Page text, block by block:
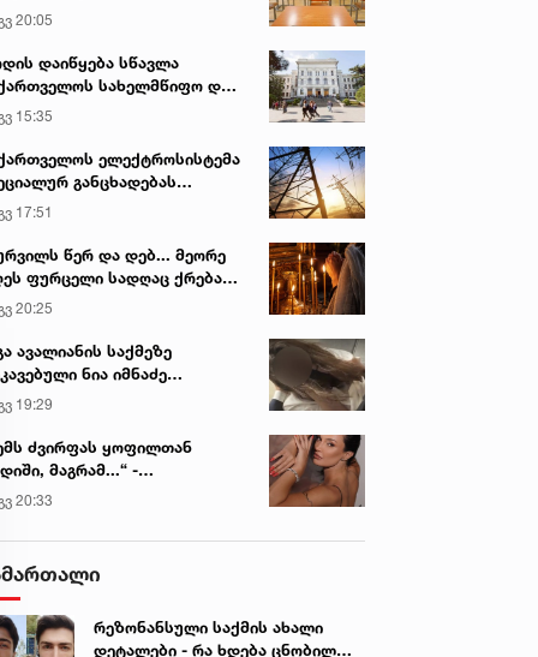
20:05
დაიწყება სწავლა
სახელმწიფო და
უნივერსიტეტებში
15:35
ელექტროსისტემა
განცხადებას
17:51
წერ და დებ... მეორე
ფურცელი სადღაც ქრება
სურვილი სრულდება...“ -
ტაძარი შიდა
20:25
ავალიანის საქმეზე
ნია იმნაძე
გადაჰყავთ
19:29
ძვირფას ყოფილთან
მაგრამ...“ -
პაიჭაძის
აღიარება
20:33
რეზონანსული საქმის ახალი
დეტალები - რა ხდება ცნობილი